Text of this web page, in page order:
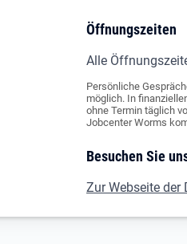
Öffnungszeiten
Alle
Persönliche
möglich. In
ohne Termin täglich
Jobcenter Worms
Besuchen Sie
Zur Webseite der